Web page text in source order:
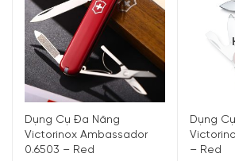
Dụng Cụ Đa Năng
Victorinox Ambassador
0.6503 – Red
Dụng
– Red